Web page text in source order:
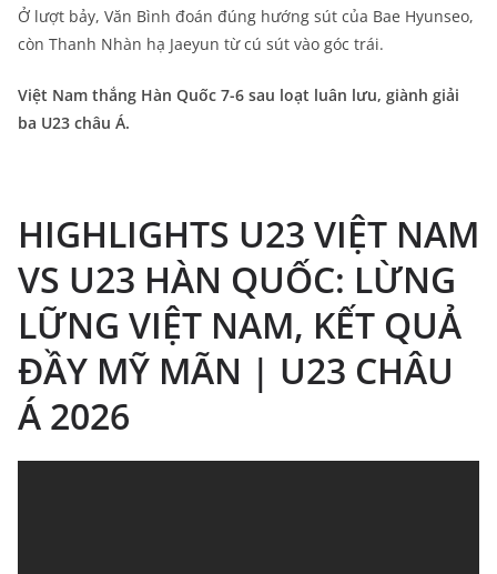
Ở lượt bảy, Văn Bình đoán đúng hướng sút của Bae Hyunseo,
còn Thanh Nhàn hạ Jaeyun từ cú sút vào góc trái.
Việt Nam thắng Hàn Quốc 7-6 sau loạt luân lưu, giành giải
ba U23 châu Á.
HIGHLIGHTS U23 VIỆT NAM
VS U23 HÀN QUỐC: LỪNG
LỮNG VIỆT NAM, KẾT QUẢ
ĐẦY MỸ MÃN | U23 CHÂU
Á 2026